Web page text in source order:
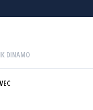
DINAMO